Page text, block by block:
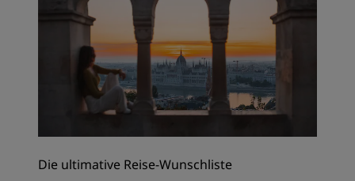
Die ultimative Reise-Wunschliste